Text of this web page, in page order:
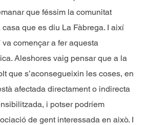
que féssim la comunitat
que es diu La Fàbrega. I així
va començar a fer aquesta
Aleshores vaig pensar que a la
que s’aconsegueixin les coses, en
afectada directament o indirecta
i potser podríem
de gent interessada en això. I